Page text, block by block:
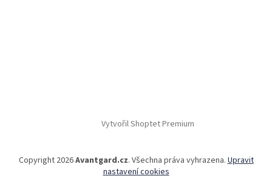
Vytvořil Shoptet Premium
Copyright 2026Avantgard.cz. Všechna práva vyhrazena. Upravit
nastavení cookies